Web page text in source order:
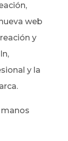
web
y
y la